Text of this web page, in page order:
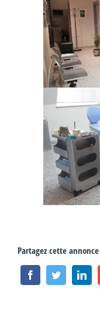
Partagez cette